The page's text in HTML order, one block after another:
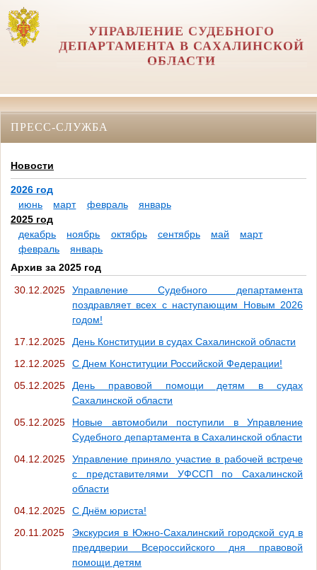
УПРАВЛЕНИЕ СУДЕБНОГО
ДЕПАРТАМЕНТА В САХАЛИНСКОЙ
ОБЛАСТИ
ПРЕСС-СЛУЖБА
Новости
2026 год
июнь
март февраль
январь
2025 год
декабрь
ноябрь октябрь сентябрь май
март
февраль
январь
Архив за 2025 год
30.12.2025
Управление Судебного департамента
поздравляет всех с наступающим Новым 2026
годом!
17.12.2025
День Конституции в судах Сахалинской области
12.12.2025
С Днем Конституции Российской Федерации!
05.12.2025
День правовой помощи детям в судах
Сахалинской области
05.12.2025
Новые автомобили поступили в Управление
Судебного департамента в Сахалинской области
04.12.2025
Управление приняло участие в рабочей встрече
с представителями УФССП по Сахалинской
области
04.12.2025
С Днём юриста!
20.11.2025
Экскурсия в Южно-Сахалинский городской суд в
преддверии Всероссийского дня правовой
помощи детям